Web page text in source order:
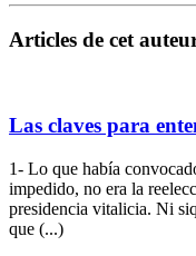
Articles de cet
Las claves para
1- Lo que había
impedido, no era la
presidencia vitalicia. Ni
que (...)